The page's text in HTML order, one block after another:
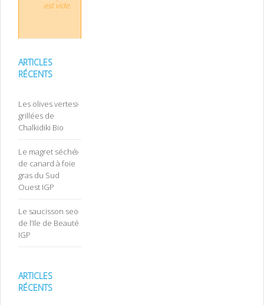
est vide.
ARTICLES
RÉCENTS
Les olives vertes
grillées de
Chalkidiki Bio
Le magret séché
de canard à foie
gras du Sud
Ouest IGP
Le saucisson sec
de l’Ile de Beauté
IGP
ARTICLES
RÉCENTS